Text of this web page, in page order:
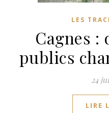
LES
Cagnes :
publics
24
LIRE